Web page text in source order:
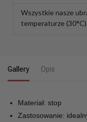
Wszystkie nasze
temperaturze
Gallery Opis
Materiał: stop
Zastosowanie: